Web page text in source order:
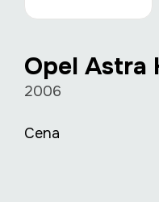
Opel Astra
2006
Cena